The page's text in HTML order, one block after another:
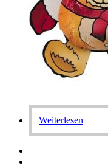
Weiterlesen